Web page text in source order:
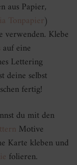
aus Papier,
Tonpapier)
verwenden. Klebe
auf eine
Lettering
deine selbst
fertig!
du mit den
Motive
Karte kleben und
folieren.